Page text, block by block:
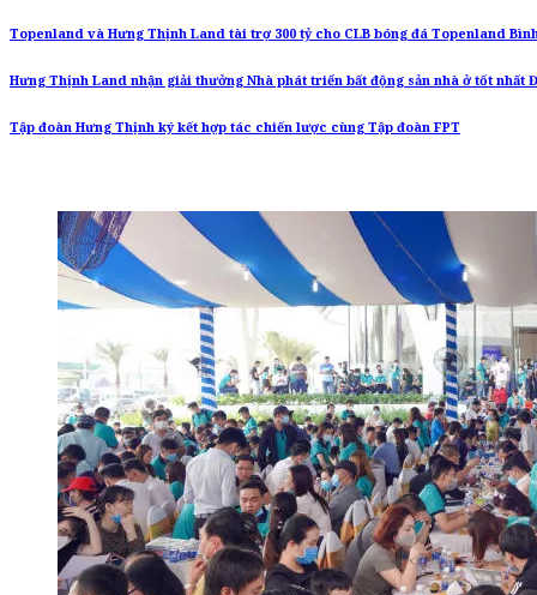
Topenland và Hưng Thịnh Land tài trợ 300 tỷ cho CLB bóng đá Topenland
Hưng Thịnh Land nhận giải thưởng Nhà phát triển bất động sản nhà ở tốt nhất
Tập đoàn Hưng Thịnh ký kết hợp tác chiến lược cùng Tập đoàn FPT